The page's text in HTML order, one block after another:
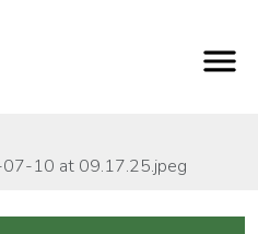
10 at 09.17.25.jpeg